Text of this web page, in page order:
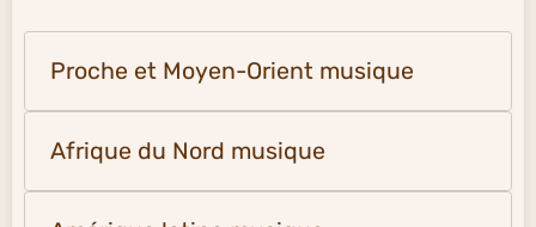
Musique
Proche et Moyen-Orient musique